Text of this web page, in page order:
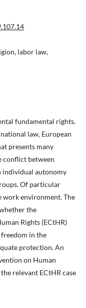
labor law,
fundamental rights.
law, European
presents many
conflict between
individual autonomy
Of particular
work environment. The
the
Rights (ECtHR)
in the
protection. An
on Human
relevant ECtHR case